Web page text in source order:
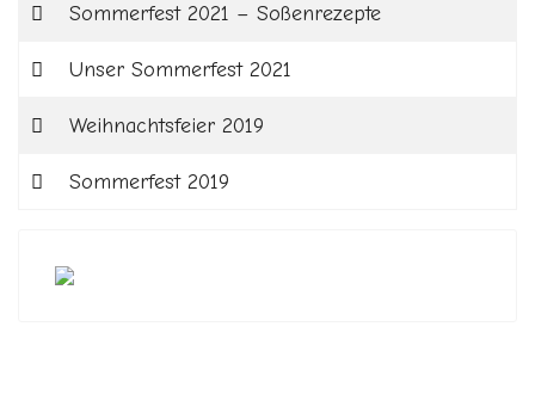
Sommerfest 2021 – Soßenrezepte
Unser Sommerfest 2021
Weihnachtsfeier 2019
Sommerfest 2019